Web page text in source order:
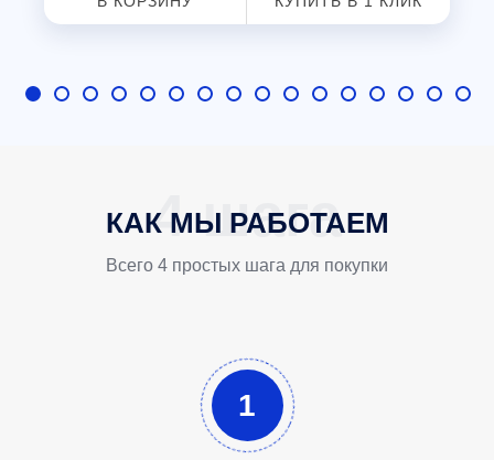
КАК МЫ РАБОТАЕМ
Всего 4 простых шага для покупки
1